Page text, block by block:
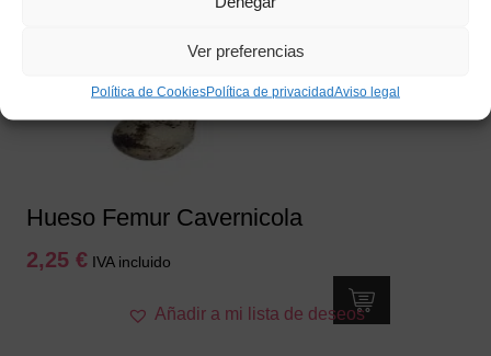
Ver preferencias
Política de CookiesPolítica de privacidadAviso legal
Hueso Femur Cavernicola
2,25 € IVA incluido
Añadir a mi lista de deseos